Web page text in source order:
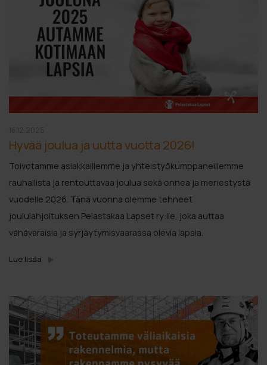
Hyvää joulua ja uutta vuotta 2026!
Toivotamme asiakkaillemme ja yhteistyökumppaneillemme
rauhallista ja rentouttavaa joulua sekä onnea ja menestystä
vuodelle 2026. Tänä vuonna olemme tehneet
joululahjoituksen Pelastakaa Lapset ry:lle, joka auttaa
vähävaraisia ja syrjäytymisvaarassa olevia lapsia.
Lue lisää